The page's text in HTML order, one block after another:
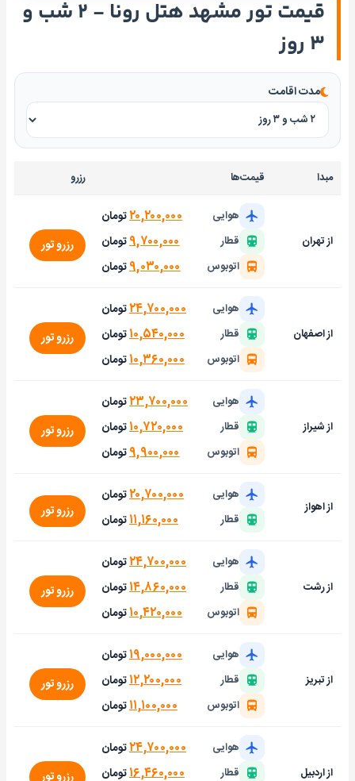
قیمت تور مشهد هتل رونا - ۲ شب و
۳ روز
مدت اقامت
مبدا قیمت‌ها رزرو
از تهران
هوایی ۲۰,۲۰۰,۰۰۰تومان
قطار ۹,۷۰۰,۰۰۰تومان
اتوبوس ۹,۰۳۰,۰۰۰تومان
رزرو تور
از اصفهان
هوایی ۲۴,۷۰۰,۰۰۰تومان
قطار ۱۰,۵۴۰,۰۰۰تومان
اتوبوس ۱۰,۳۶۰,۰۰۰تومان
رزرو تور
از شیراز
هوایی ۲۳,۷۰۰,۰۰۰تومان
قطار ۱۰,۷۲۰,۰۰۰تومان
اتوبوس ۹,۹۰۰,۰۰۰تومان
رزرو تور
از اهواز
هوایی ۲۰,۷۰۰,۰۰۰تومان
قطار ۱۱,۱۶۰,۰۰۰تومان رزرو تور
از رشت
هوایی ۲۴,۷۰۰,۰۰۰تومان
قطار ۱۴,۸۶۰,۰۰۰تومان
اتوبوس ۱۰,۴۲۰,۰۰۰تومان
رزرو تور
از تبریز
هوایی ۱۹,۰۰۰,۰۰۰تومان
قطار ۱۲,۲۰۰,۰۰۰تومان
اتوبوس ۱۱,۱۰۰,۰۰۰تومان
رزرو تور
از اردبیل
هوایی ۲۴,۷۰۰,۰۰۰تومان
قطار ۱۶,۴۶۰,۰۰۰تومان رزرو تور